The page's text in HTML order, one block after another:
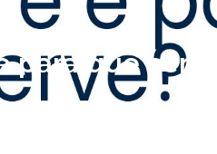
para que